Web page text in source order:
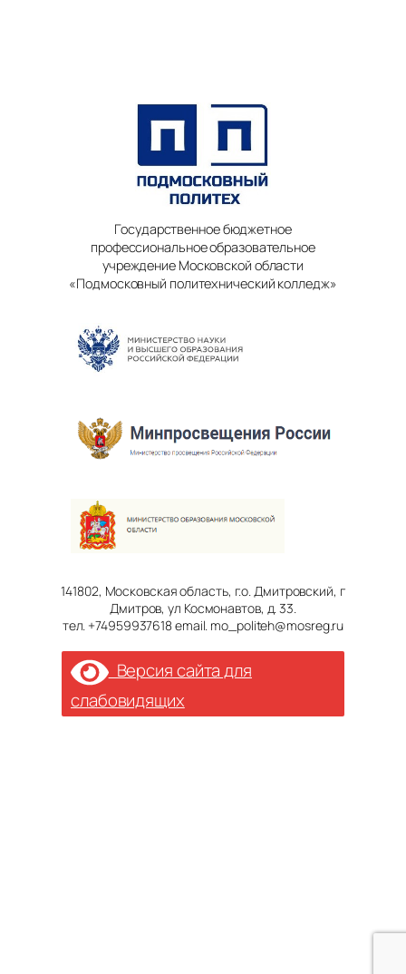
Государственное бюджетное
профессиональное образовательное
учреждение Московской области
«Подмосковный политехнический колледж»
141802, Московская область, г.о. Дмитровский, г
Дмитров, ул Космонавтов, д. 33.
тел. +74959937618 email. mo_politeh@mosreg.ru
Версия сайта для
слабовидящих